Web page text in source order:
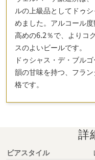
ルの上級品としてドゥ
めました。アルコール
高めの6.2％で、よりコ
スのよいビールです。
ドゥシャス・デ・ブル
韻の甘味を持つ、フラ
格です。
詳
ビアスタイル